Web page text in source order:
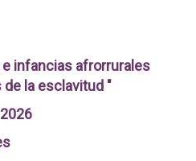
infancias afrorrurales
la esclavitud "